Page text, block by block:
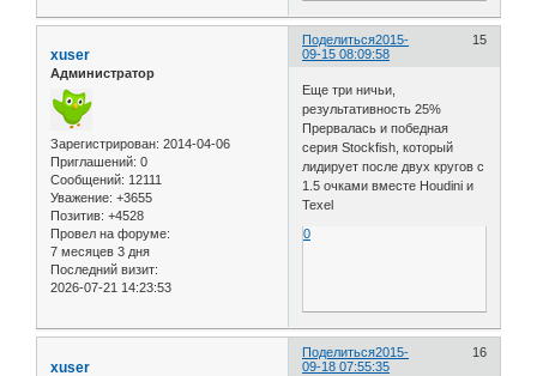
Поделиться 15
2015-
09-15 08:09:58
xuser
Администратор
Зарегистрирован: 2014-04-06
Приглашений: 0
Сообщений: 12111
Уважение: +3655
Позитив: +4528
Провел на форуме:
7 месяцев 3 дня
Последний визит:
2026-07-21 14:23:53
Еще три ничьи,
результативность 25%
Прервалась и победная
серия Stockfish, который
лидирует после двух кругов с
1.5 очками вместе Houdini и
Texel
0
Поделиться 16
2015-
09-18 07:55:35
xuser